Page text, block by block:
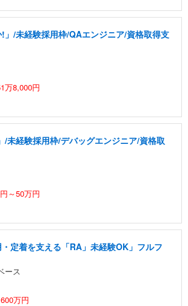
!」/未経験採用枠/QAエンジニア/資格取得支
万8,000円
/未経験採用枠/デバッグエンジニア/資格取
～50万円
定着を支える「RA」未経験OK」フルフ
ース
万円